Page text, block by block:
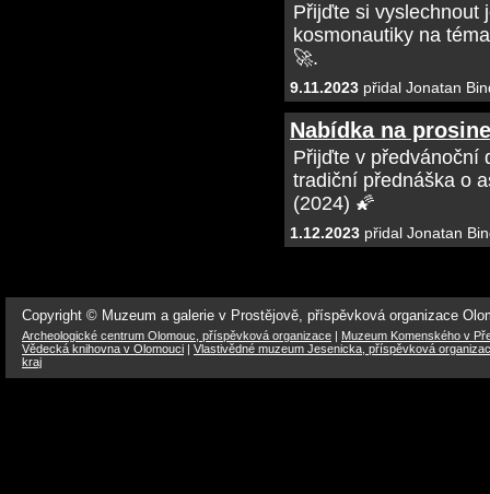
Přijďte si vyslechnout
kosmonautiky na
🚀.
9.11.2023 přidal Jonatan
Nabídka na
Přijďte v předvánoční
tradiční přednáška o
(2024) 🌠
1.12.2023 přidal Jonatan
Copyright © Muzeum a galerie v Prostějově, příspěvková organizace
Archeologické centrum Olomouc, příspěvková organizace | Muzeum Komenského v
Vědecká knihovna v Olomouci | Vlastivědné muzeum Jesenicka, příspěvková
kraj